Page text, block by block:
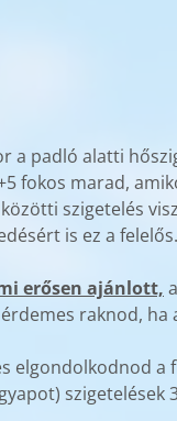
a padló alatti
fokos marad,
szigetelés
is ez a felelős.
erősen ajánlott,
raknod,
elgondolkodnod
szigetelések